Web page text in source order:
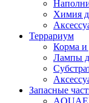
Химия
Террариум
Корма и
Лампы
Запасные